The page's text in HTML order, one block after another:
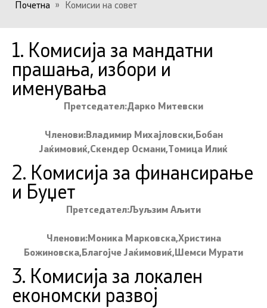
Почетна » Комисии на совет
1. Комисија за мандатни
прашања, избори и
именувања
Претседател:Дарко Митевски
Членови:Владимир Михајловски,Бобан
Јаќимовиќ,Скендер Османи,Томица Илиќ
2. Комисија за финансирање
и Буџет
Претседател:Љуљзим Аљити
Членови:Моника Марковска,Христина
Божиновска,Благојче Јаќимовиќ,Шемси Мурати
3. Комисија за локален
економски развој